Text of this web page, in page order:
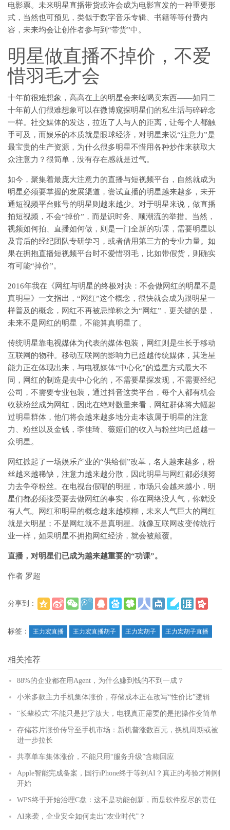
电影票。未来明星直播带货或许会成为电影宣发的一种重要形
式，当然也可预见，类似于数字音乐专辑、书籍等等付费内
容，未来均会让创作者参与到“带货”中。
明星做直播不掉价，不爱
惜羽毛才会
十年前很难想象，高高在上的明星会来吆喝卖东西——如同二
十年前人们很难想象可以在微博窥探明星们的私生活与碎碎念
一样。社交媒体的发达，拉近了人与人的距离，让每个人都触
手可及，而娱乐的本质就是眼球经济，对明星来说“注意力”是
最宝贵的生产资源，为什么很多明星不惜用各种炒作来获取大
众注意力？很简单，没有存在感就是过气。
如今，聚集着最庞大注意力的直播与短视频平台，自然就成为
明星必须要掌握的发展渠道，尝试直播的明星越来越多，未开
通短视频平台账号的明星则越来越少。对于明星来说，做直播
拍短视频，不会“掉价”，而是识时务、顺潮流的举措。当然，
视频如何拍、直播如何做，则是一门全新的功课，需要明星以
及背后的经纪团队专研学习，或者借用第三方的专业力量。如
果在拥抱直播短视频平台时不爱惜羽毛，比如带假货，则确实
有可能“掉价”。
2016年我在《网红与明星的终极对决：不会做网红的明星不是
真明星》一文指出，“网红”这个概念，很快就会成为跟明星一
样普及的概念，网红不再被忌惮称之为“网红”，更关键的是，
未来不是网红的明星，不能算真明星了。
传统明星靠电视媒体为代表的媒体包装，网红则是生长于移动
互联网的物种。移动互联网的影响力已超越传统媒体，其造星
能力正在体现出来，与电视媒体“中心化”的造星方式最大不
同，网红的制造是去中心化的，不需要星探发现，不需要经纪
公司，不需要专业包装，通过抖音这类平台，每个人都有机会
收获粉丝成为网红，因此在绝对数量来看，网红群体将大幅超
过明星群体，他们将会越来越多地分走本该属于明星的注意
力、粉丝以及金钱，李佳琦、薇娅们的收入与粉丝均已超越一
众明星。
网红掀起了一场娱乐产业的“供给侧”改革，名人越来越多，粉
丝越来越稀缺，注意力越来越分散，因此明星与网红都必须努
力去争夺粉丝。在电视台假唱的明星，市场只会越来越小，明
星们都必须接受要去做网红的事实，你在网络没人气，你就没
有人气。网红和明星的概念越来越模糊，未来人气巨大的网红
就是大明星；不是网红就不是真明星。就像互联网改变传统行
业一样，如果明星不拥抱网红经济，就会被颠覆。
直播，对明星们已成为越来越重要的“功课”。
作者 罗超
分享到：
标签：
王力宏直播 王力宏直播胡子 王力宏胡子 王力宏胡子直播
相关推荐
88%的企业都在用Agent，为什么赚到钱的不到一成？
小米多款主力手机集体涨价，存储成本正在改写“性价比”逻辑
“长辈模式”不能只是把字放大，电视真正需要的是把操作变简单
存储芯片涨价传导至手机市场：新机普涨数百元，换机周期或被
进一步拉长
共享单车集体涨价，不能只用“服务升级”含糊回应
Apple智能完成备案，国行iPhone终于等到AI？真正的考验才刚刚
开始
WPS终于开始治理C盘：这不是功能创新，而是软件应尽的责任
AI来袭，企业安全如何走出“农业时代”？